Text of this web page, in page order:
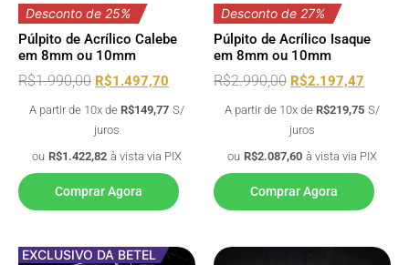
Desconto de 25%
Púlpito de Acrílico Calebe
em 8mm ou 10mm
R$1.990,00 R$1.497,70
A partir de 10x de R$149,77 S/
juros
ou R$1.422,82 à vista via PIX
Comprar Agora
Desconto de 27%
Púlpito de Acrílico Isaque
em 8mm ou 10mm
R$2.990,00 R$2.197,47
A partir de 10x de R$219,75 S/
juros
ou R$2.087,60 à vista via PIX
Comprar Agora
EXCLUSIVO DA BETEL